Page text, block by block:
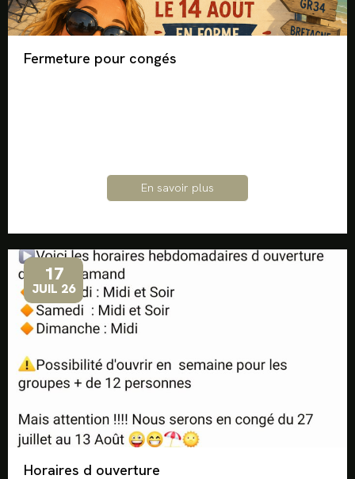
Fermeture pour congés
En savoir plus
17
JUIL 26
Horaires d ouverture